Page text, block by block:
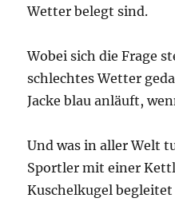
Wetter belegt sind.
Wobei sich die Frage
schlechtes Wetter
Jacke blau anläuft,
Und was in aller Welt
Sportler mit einer
Kuschelkugel